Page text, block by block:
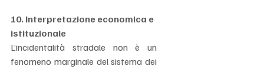
10. Interpretazione economica e
istituzionale
L’incidentalità stradale non è un
fenomeno marginale del sistema dei